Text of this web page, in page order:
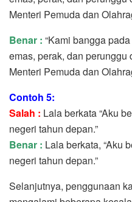
Menteri Pemuda dan
Benar : “Kami bangga
emas, perak, dan perunggu
Menteri Pemuda dan
Contoh 5:
Salah : Lala berkata “Aku
negeri tahun depan.”
Benar : Lala berkata, “Aku
negeri tahun depan.”
Selanjutnya, penggunaan